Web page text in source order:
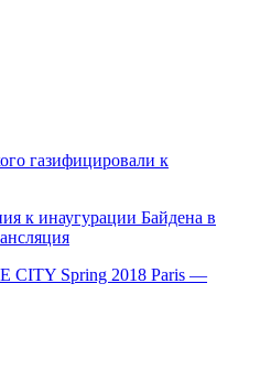
газифицировали к
к инаугурации Байдена в
CITY Spring 2018 Paris —